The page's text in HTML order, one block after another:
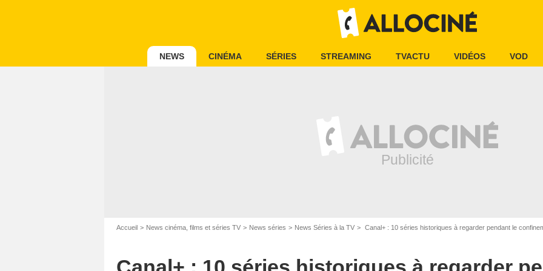
NEWS CINÉMA SÉRIES STREAMING TVACTU VIDÉOS VOD
Accueil News cinéma, films et séries TV News séries News Séries à la TV Canal+ : 10 séries historiques à regarder pendant le